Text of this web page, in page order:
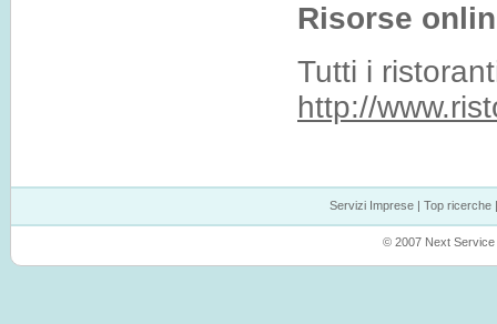
Risorse
Tutti i
http://
Servizi Imprese| Top ricerche
© 2007 Next Service